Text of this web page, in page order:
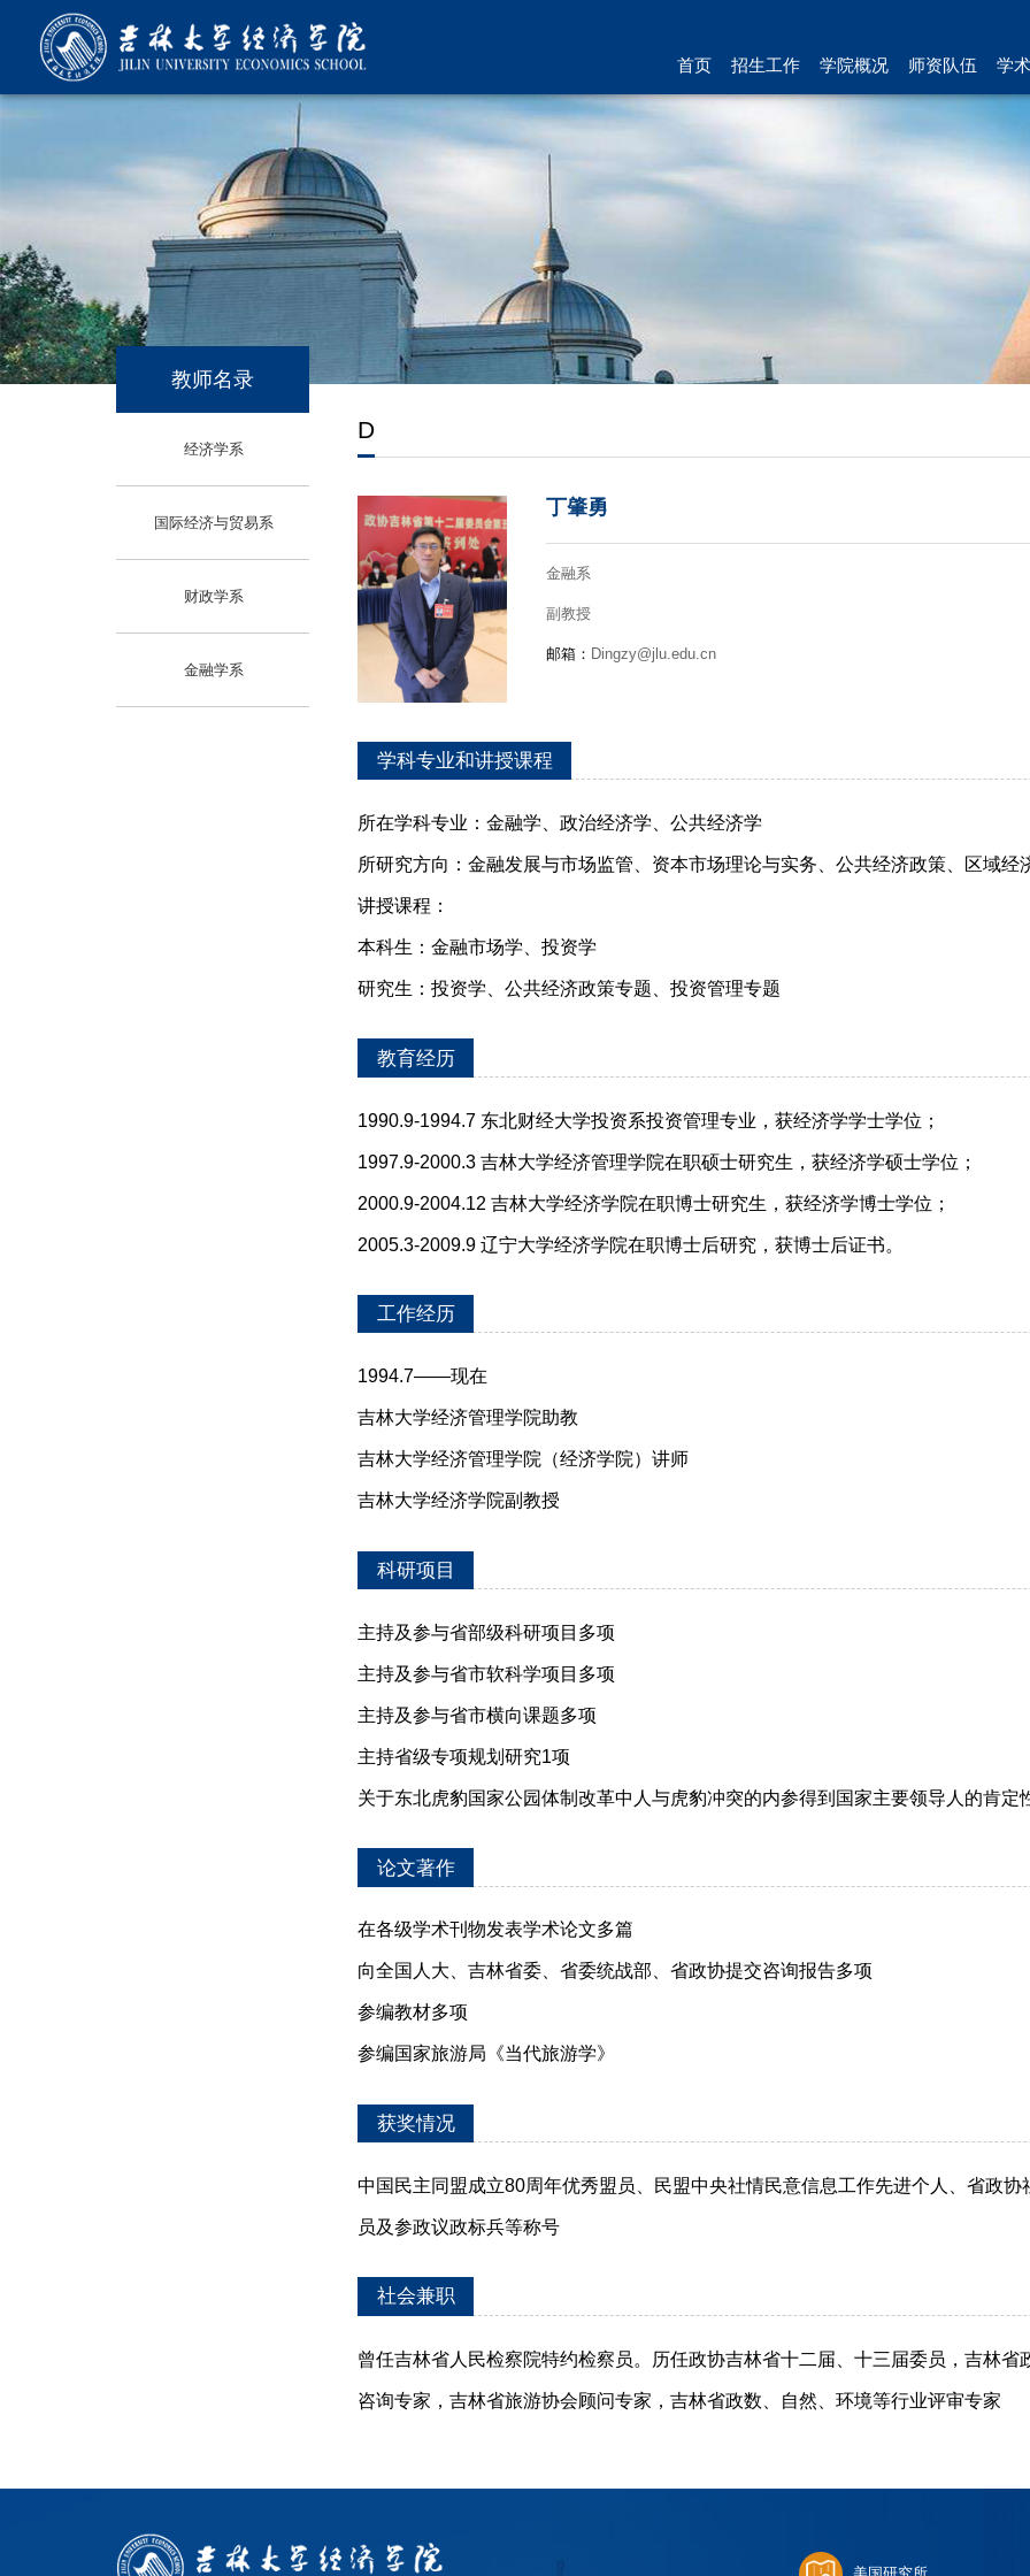
首页 招生工作 学院概况 师资队伍 学
教师名录
经济学系
国际经济与贸易系
财政学系
金融学系
D
丁肇勇
金融系
副教授
邮箱： Dingzy@jlu.edu.cn
学科专业和讲授课程
所在学科专业：金融学、政治经济学、公共经济学
所研究方向：金融发展与市场监管、资本市场理论与实务、公共经济政策、区域经
讲授课程：
本科生：金融市场学、投资学
研究生：投资学、公共经济政策专题、投资管理专题
教育经历
1990.9-1994.7 东北财经大学投资系投资管理专业，获经济学学士学位；
1997.9-2000.3 吉林大学经济管理学院在职硕士研究生，获经济学硕士学位；
2000.9-2004.12 吉林大学经济学院在职博士研究生，获经济学博士学位；
2005.3-2009.9 辽宁大学经济学院在职博士后研究，获博士后证书。
工作经历
1994.7——现在
吉林大学经济管理学院助教
吉林大学经济管理学院（经济学院）讲师
吉林大学经济学院副教授
科研项目
主持及参与省部级科研项目多项
主持及参与省市软科学项目多项
主持及参与省市横向课题多项
主持省级专项规划研究1项
关于东北虎豹国家公园体制改革中人与虎豹冲突的内参得到国家主要领导人的肯定
论文著作
在各级学术刊物发表学术论文多篇
向全国人大、吉林省委、省委统战部、省政协提交咨询报告多项
参编教材多项
参编国家旅游局《当代旅游学》
获奖情况
中国民主同盟成立80周年优秀盟员、民盟中央社情民意信息工作先进个人、省政
员及参政议政标兵等称号
社会兼职
曾任吉林省人民检察院特约检察员。历任政协吉林省十二届、十三届委员，吉林
咨询专家，吉林省旅游协会顾问专家，吉林省政数、自然、环境等行业评审专家